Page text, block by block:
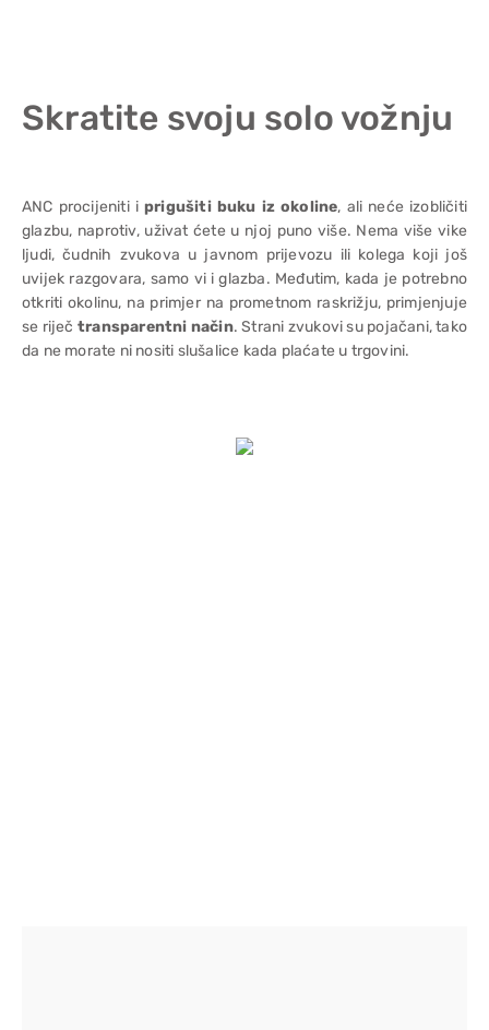
Skratite svoju solo vožnju
ANC procijeniti i prigušiti buku iz okoline, ali neće izobličiti
glazbu, naprotiv, uživat ćete u njoj puno više. Nema više vike
ljudi, čudnih zvukova u javnom prijevozu ili kolega koji još
uvijek razgovara, samo vi i glazba. Međutim, kada je potrebno
otkriti okolinu, na primjer na prometnom raskrižju, primjenjuje
se riječ transparentni način. Strani zvukovi su pojačani, tako
da ne morate ni nositi slušalice kada plaćate u trgovini.